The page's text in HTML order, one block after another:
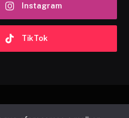
Instagram
TikTok
por Tooncadilhos